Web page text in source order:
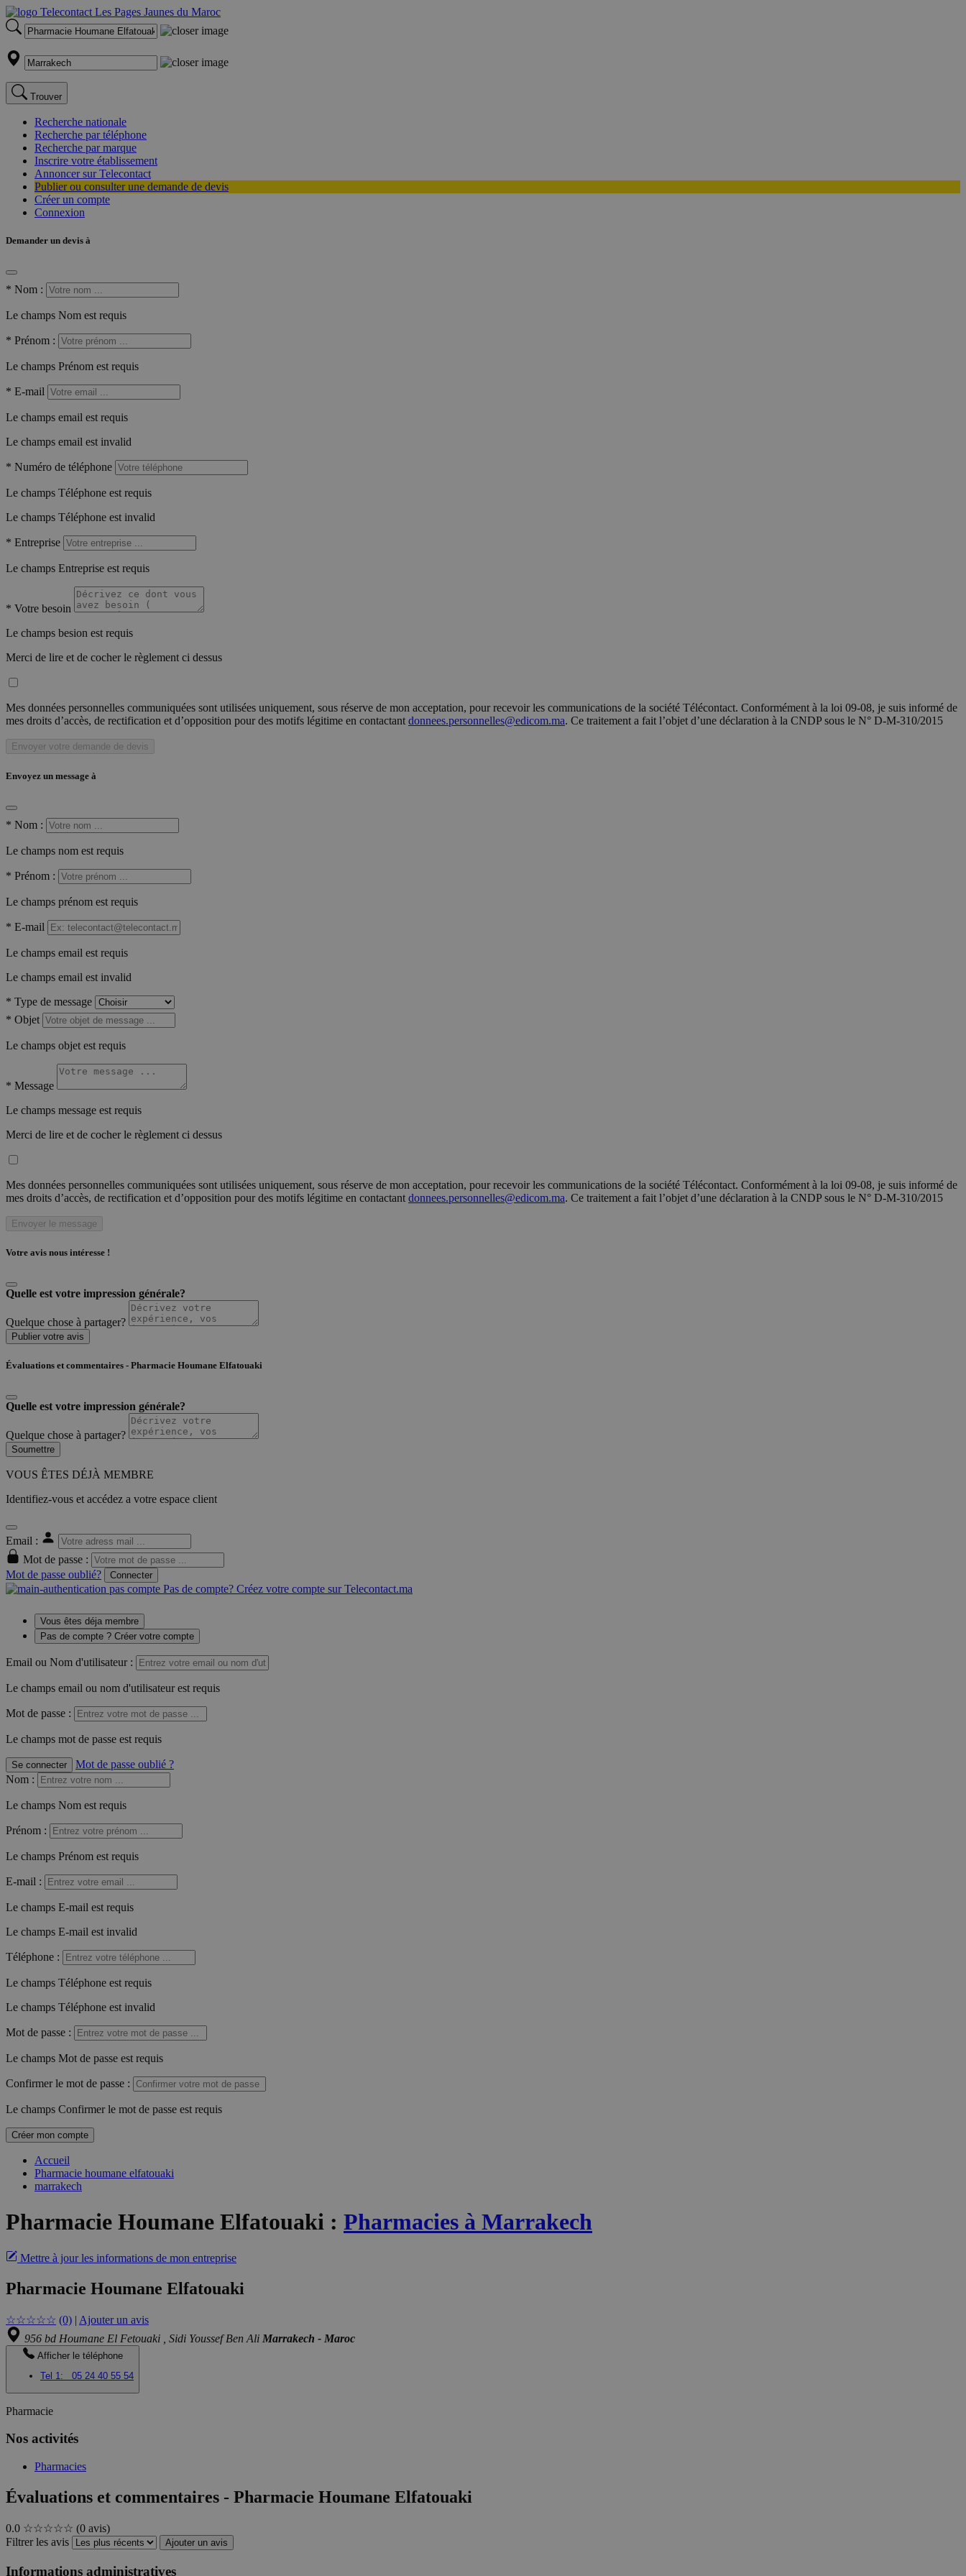
Trouver
Recherche nationale
Recherche par téléphone
Recherche par marque
Inscrire votre établissement
Annoncer sur Telecontact
Publier ou consulter une demande de devis
Créer un compte
Connexion
Demander un devis à
* Nom :
Le champs Nom est requis
* Prénom :
Le champs Prénom est requis
* E-mail
Le champs email est requis
Le champs email est invalid
* Numéro de téléphone
Le champs Téléphone est requis
Le champs Téléphone est invalid
* Entreprise
Le champs Entreprise est requis
* Votre besoin
Le champs besion est requis
Merci de lire et de cocher le règlement ci dessus
Mes données personnelles communiquées sont utilisées uniquement, sous réserve de mon acceptation, pour recevoir les communications de la société Télécontact. Conformément à la loi 09-08, je suis informé de
mes droits d’accès, de rectification et d’opposition pour des motifs légitime en contactant donnees.personnelles@edicom.ma. Ce traitement a fait l’objet d’une déclaration à la CNDP sous le N° D-M-310/2015
Envoyer votre demande de devis
Envoyez un message à
* Nom :
Le champs nom est requis
* Prénom :
Le champs prénom est requis
* E-mail
Le champs email est requis
Le champs email est invalid
* Type de message
* Objet
Le champs objet est requis
* Message
Le champs message est requis
Merci de lire et de cocher le règlement ci dessus
Mes données personnelles communiquées sont utilisées uniquement, sous réserve de mon acceptation, pour recevoir les communications de la société Télécontact. Conformément à la loi 09-08, je suis informé de
mes droits d’accès, de rectification et d’opposition pour des motifs légitime en contactant donnees.personnelles@edicom.ma. Ce traitement a fait l’objet d’une déclaration à la CNDP sous le N° D-M-310/2015
Envoyer le message
Votre avis nous intéresse !
Quelle est votre impression générale?
Quelque chose à partager?
Publier votre avis
Évaluations et commentaires - Pharmacie Houmane Elfatouaki
Quelle est votre impression générale?
Quelque chose à partager?
Soumettre
VOUS ÊTES DÉJÀ MEMBRE
Identifiez-vous et accédez a votre espace client
Email :
Mot de passe :
Mot de passe oublié?
Connecter
Pas de compte? Créez votre compte sur Telecontact.ma
Vous êtes déja membre
Pas de compte ? Créer votre compte
Email ou Nom d'utilisateur :
Le champs email ou nom d'utilisateur est requis
Mot de passe :
Le champs mot de passe est requis
Se connecter
Mot de passe oublié ?
Nom :
Le champs Nom est requis
Prénom :
Le champs Prénom est requis
E-mail :
Le champs E-mail est requis
Le champs E-mail est invalid
Téléphone :
Le champs Téléphone est requis
Le champs Téléphone est invalid
Mot de passe :
Le champs Mot de passe est requis
Confirmer le mot de passe :
Le champs Confirmer le mot de passe est requis
Créer mon compte
Accueil
Pharmacie houmane elfatouaki
marrakech
Pharmacie Houmane Elfatouaki : Pharmacies à Marrakech
Mettre à jour les informations de mon entreprise
Pharmacie Houmane Elfatouaki
☆☆☆☆☆ (0) | Ajouter un avis
956 bd Houmane El Fetouaki , Sidi Youssef Ben Ali Marrakech - Maroc
Afficher le téléphone
Tel 1:
05 24 40 55 54
Pharmacie
Nos activités
Pharmacies
Évaluations et commentaires - Pharmacie Houmane Elfatouaki
0.0 ☆☆☆☆☆ (0 avis)
Filtrer les avis
Ajouter un avis
Informations administratives